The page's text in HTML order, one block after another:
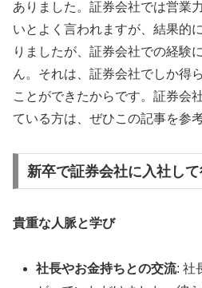
ありました。証券会社では営業
いとよく言われますが、結果的
りましたが、証券会社での経験
ん。それは、証券会社でしか得
ことができたからです。証券会
ている方は、ぜひこの記事を参
新卒で証券会社に入社し
貴重な人脈と学び
社長やお金持ちとの交流: 社